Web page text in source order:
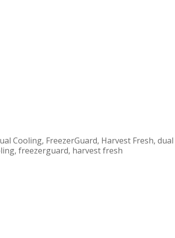
Cooling, FreezerGuard, Harvest Fresh, dual
freezerguard, harvest fresh